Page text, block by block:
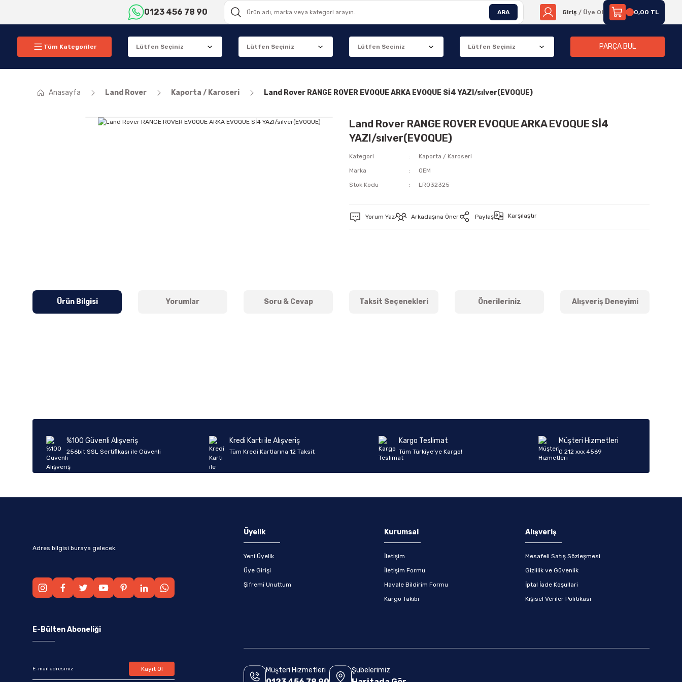
0123 456 78 90 ARA Giriş / Üye Ol 0,00 TL
Tüm Kategoriler PARÇA BUL
Anasayfa Land Rover Kaporta / Karoseri Land Rover RANGE ROVER EVOQUE ARKA EVOQUE Sİ4 YAZI/sılver(EVOQUE)
Land Rover RANGE ROVER EVOQUE ARKA EVOQUE Sİ4
YAZI/sılver(EVOQUE)
Kategori
Kaporta / Karoseri
Marka
OEM
Stok Kodu
LR032325
Yorum Yaz Arkadaşına Öner Paylaş Karşılaştır
Ürün Bilgisi Yorumlar Soru & Cevap Taksit Seçenekleri Önerileriniz Alışveriş Deneyimi
Ürün fiyatı diğer sitelerden daha pahalı.
Bu ürüne benzer farklı alternatifler olmalı.
%100 Güvenli Alışveriş
256bit SSL Sertifikası ile Güvenli
Kredi Kartı ile Alışveriş
Tüm Kredi Kartlarına 12 Taksit
Kargo Teslimat
Tüm Türkiye’ye Kargo!
Müşteri Hizmetleri
0 212 xxx 4569
Adres bilgisi buraya gelecek.
Üyelik
Yeni Üyelik
Üye Girişi
Şifremi Unuttum
Kurumsal
İletişim
İletişim Formu
Havale Bildirim Formu
Kargo Takibi
Alışveriş
Mesafeli Satış Sözleşmesi
Gizlilik ve Güvenlik
İptal İade Koşullari
Kişisel Veriler Politikası
E-Bülten Aboneliği
Kayıt Ol Müşteri Hizmetleri Şubelerimiz